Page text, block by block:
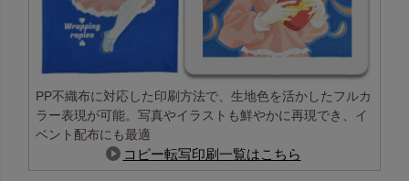
PP不織布に対応した印刷方法で、生地色を活かしたフルカ
ラー表現が可能。写真やイラストも鮮やかに再現でき、イ
ベント配布にも最適
コピー転写印刷一覧はこちら